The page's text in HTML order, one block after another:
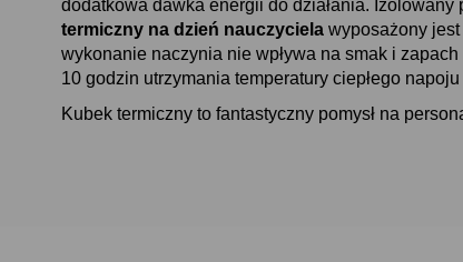
dodatkowa dawka energii do działania.
termiczny na dzień nauczyciela wyposażony
wykonanie naczynia nie wpływa na smak i
10 godzin utrzymania temperatury ciepłego
Kubek termiczny to fantastyczny pomysł na